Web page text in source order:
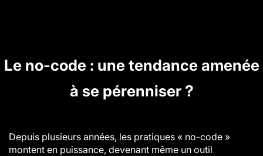
Le no-code : une tendance amenée
à se pérenniser ?
Depuis plusieurs années, les pratiques « no-code »
montent en puissance, devenant même un outil